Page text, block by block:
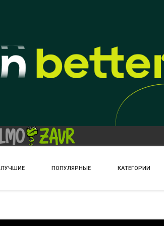
ЛУЧШИЕ ПОПУЛЯРНЫЕ КАТЕГОРИИ